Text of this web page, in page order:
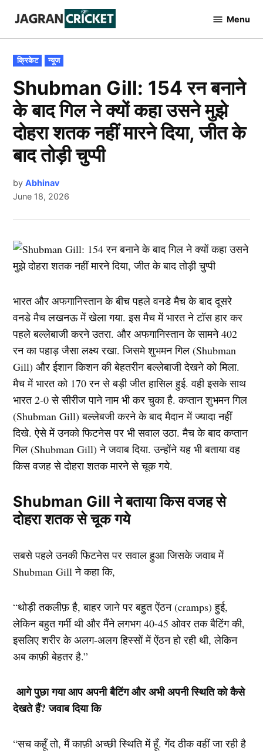
content
Cricket
Menu
POSTED
IN
क्रिकेट न्यूज
Shubman Gill: 154 रन बनाने
के बाद गिल ने क्यों कहा उसने मुझे
दोहरा शतक नहीं मारने दिया, जीत के
बाद तोड़ी चुप्पी
by Abhinav
June 18, 2026
भारत और अफगानिस्तान के बीच पहले वनडे मैच के बाद दूसरे
वनडे मैच लखनऊ में खेला गया. इस मैच में भारत ने टॉस हार कर
पहले बल्लेबाजी करने उतरा. और अफगानिस्तान के सामने 402
रन का पहाड़ जैसा लक्ष्य रखा. जिसमे शुभमन गिल (Shubman
Gill) और ईशान किशन की बेहतरीन बल्लेबाजी देखने को मिला.
मैच में भारत को 170 रन से बड़ी जीत हासिल हुई. वही इसके साथ
भारत 2-0 से सीरीज पाने नाम भी कर चुका है. कप्तान शुभमन गिल
(Shubman Gill) बल्लेबजी करने के बाद मैदान में ज्यादा नहीं
दिखे. ऐसे में उनको फिटनेस पर भी सवाल उठा. मैच के बाद कप्तान
गिल (Shubman Gill) ने जवाब दिया. उन्होंने यह भी बताया वह
किस वजह से दोहरा शतक मारने से चूक गये.
Shubman Gill ने बताया किस वजह से
दोहरा शतक से चूक गये
सबसे पहले उनकी फिटनेस पर सवाल हुआ जिसके जवाब में
Shubman Gill ने कहा कि,
“थोड़ी तकलीफ़ है, बाहर जाने पर बहुत ऐंठन (cramps) हुई,
लेकिन बहुत गर्मी थी और मैंने लगभग 40-45 ओवर तक बैटिंग की,
इसलिए शरीर के अलग-अलग हिस्सों में ऐंठन हो रही थी, लेकिन
अब काफ़ी बेहतर है.”
आगे पुछा गया आप अपनी बैटिंग और अभी अपनी स्थिति को कैसे
देखते हैं? जवाब दिया कि
“सच कहूँ तो, मैं काफ़ी अच्छी स्थिति में हूँ. गेंद ठीक वहीं जा रही है